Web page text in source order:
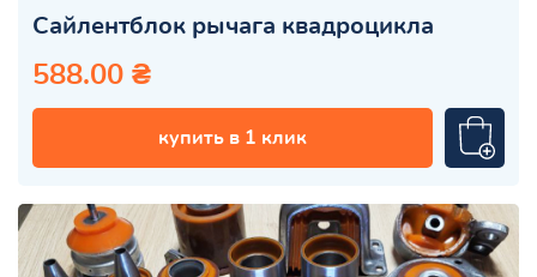
Сайлентблок рычага квадроцикла
588.00 ₴
купить в 1 клик